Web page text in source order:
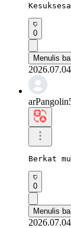
0
Menulis
Berkat
0
Menulis